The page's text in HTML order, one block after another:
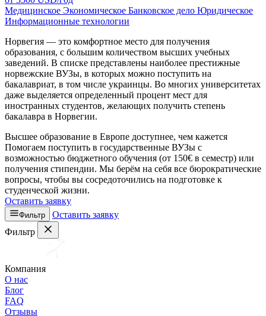
Медицинское Экономическое Банковское дело Юридическое
Информационные технологии
Норвегия — это комфортное место для получения
образования, с большим количеством высших учебных
заведений. В списке представлены наиболее престижные
норвежские ВУЗы, в которых можно поступить на
бакалавриат, в том числе украинцы. Во многих университетах
даже выделяется определенный процент мест для
иностранных студентов, желающих получить степень
бакалавра в Норвегии.
Высшее образование в Европе доступнее, чем кажется
Помогаем поступить в государственные ВУЗы с
возможностью бюджетного обучения (от 150€ в семестр) или
получения стипендии. Мы берём на себя все бюрократические
вопросы, чтобы вы сосредоточились на подготовке к
студенческой жизни.
Оставить заявку
Фильтр
Оставить заявку
Фильтр
Компания
О нас
Блог
FAQ
Отзывы